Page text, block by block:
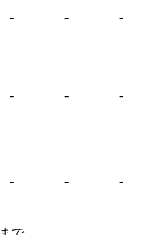
- - -
- - -
- - -